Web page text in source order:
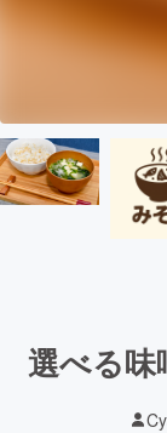
選べる味